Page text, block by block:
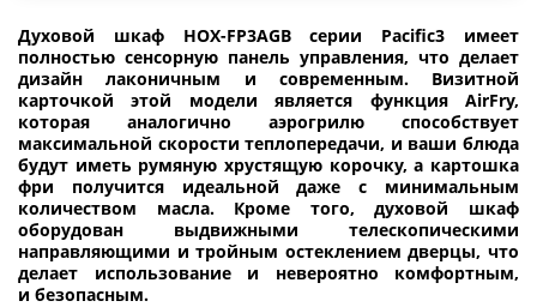
Духовой шкаф HOX-FP3AGB серии Pacific3 имеет
полностью сенсорную панель управления, что делает
дизайн лаконичным и современным. Визитной
карточкой этой модели является функция AirFry,
которая аналогично аэрогрилю способствует
максимальной скорости теплопередачи, и ваши блюда
будут иметь румяную хрустящую корочку, а картошка
фри получится идеальной даже с минимальным
количеством масла. Кроме того, духовой шкаф
оборудован выдвижными телескопическими
направляющими и тройным остеклением дверцы, что
делает использование и невероятно комфортным,
и безопасным.